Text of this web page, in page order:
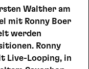
Walther am
mit Ronny Boer
werden
Ronny
Live-Looping, in